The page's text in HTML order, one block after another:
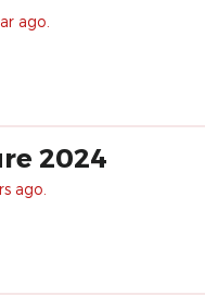
ago.
2024
ago.